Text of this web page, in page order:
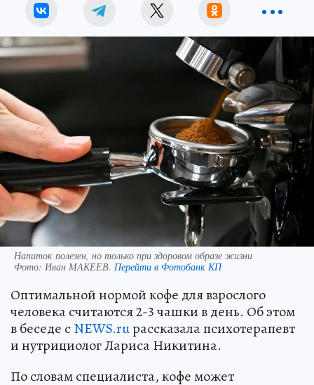
Напиток полезен, но только при здоровом образе жизни
Фото: Иван МАКЕЕВ. Перейти в Фотобанк КП
Оптимальной нормой кофе для взрослого
человека считаются 2-3 чашки в день. Об этом
в беседе сNEWS.ruрассказала психотерапевт
и нутрициолог Лариса Никитина.
По словам специалиста, кофе может